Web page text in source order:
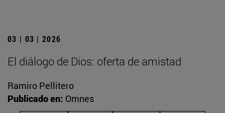
03 | 03 | 2026
El diálogo de Dios: oferta de amistad
Ramiro Pellitero
Publicado en: Omnes